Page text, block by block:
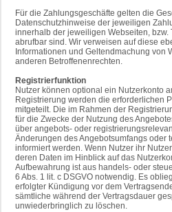
Für die Zahlungsgeschäfte gelten die
Datenschutzhinweise der jeweiligen
innerhalb der jeweiligen Webseiten,
abrufbar sind. Wir verweisen auf diese
Informationen und Geltendmachung von
anderen Betroffenenrechten.
Registrierfunktion
Nutzer können optional ein Nutzerkonto
Registrierung werden die erforderlichen
mitgeteilt. Die im Rahmen der
für die Zwecke der Nutzung des
über angebots- oder
Änderungen des Angebotsumfangs oder
informiert werden. Wenn Nutzer ihr
deren Daten im Hinblick auf das
Aufbewahrung ist aus handels- oder
6 Abs. 1 lit. c DSGVO notwendig. Es
erfolgter Kündigung vor dem
sämtliche während der Vertragsdauer
unwiederbringlich zu löschen.